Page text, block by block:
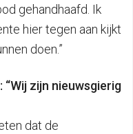
gehandhaafd. Ik
hier tegen aan kijkt
doen.”
zijn nieuwsgierig
dat de